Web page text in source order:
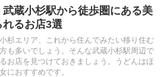
蔵小杉駅から徒歩圏にある美
るお店3選
杉エリア、これから住んでみたい移り住む
も多いでしょう。そんな武蔵小杉駅周辺で
お店を見つけておきましょう。うどんはほ
におすすめです。